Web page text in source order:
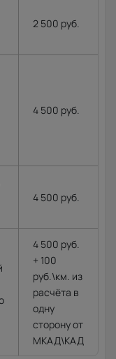
2 500 руб.
4 500 руб.
4 500 руб.
4 500 руб.
+ 100
руб.\км. из
расчёта в
одну
сторону от
МКАД\КАД